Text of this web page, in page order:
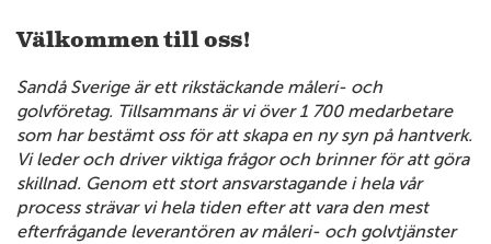
Välkommen till oss!
Sandå Sverige är ett rikstäckande måleri- och
golvföretag. Tillsammans är vi över 1 700 medarbetare
som har bestämt oss för att skapa en ny syn på hantverk.
Vi leder och driver viktiga frågor och brinner för att göra
skillnad. Genom ett stort ansvarstagande i hela vår
process strävar vi hela tiden efter att vara den mest
efterfrågande leverantören av måleri- och golvtjänster